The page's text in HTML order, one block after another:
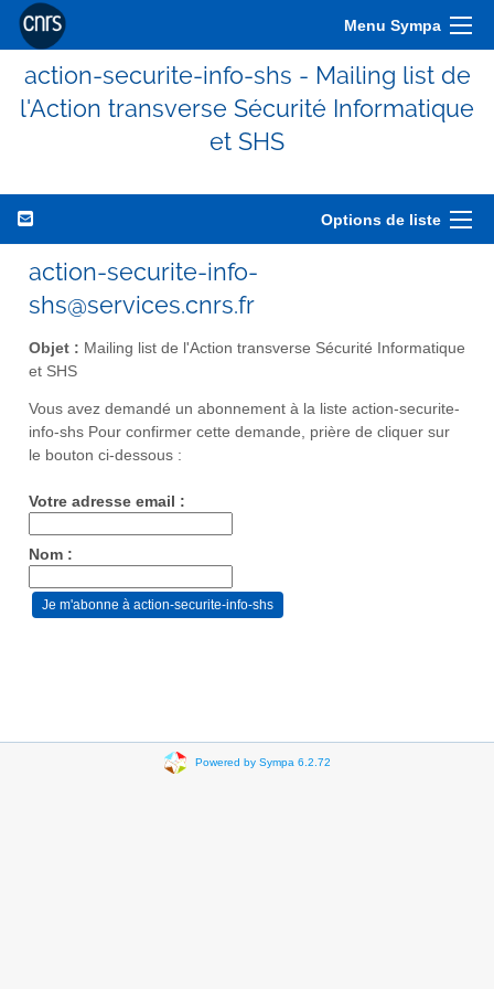
Menu Sympa
action-securite-info-shs - Mailing list de
l'Action transverse Sécurité Informatique
et SHS
Options de liste
action-securite-info-
shs@services.cnrs.fr
Objet : Mailing list de l'Action transverse Sécurité Informatique
et SHS
Vous avez demandé un abonnement à la liste action-securite-
info-shs Pour confirmer cette demande, prière de cliquer sur
le bouton ci-dessous :
Votre adresse email :
Nom :
Powered by Sympa 6.2.72